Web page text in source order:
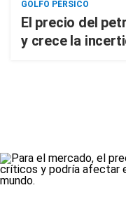
GOLFO PÉRSICO
El precio del
y crece la